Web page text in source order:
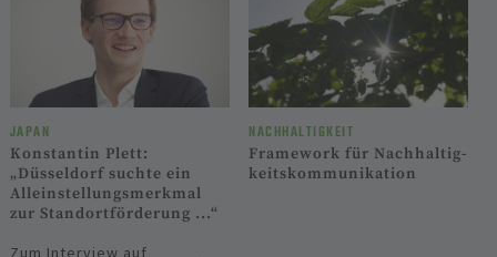
JAPAN
Konstantin Plett:
„Düsseldorf suchte ein
Allein­stel­lungs­merkmal
zur Standort­förderung ...“
NACHHALTIGKEIT
Framework für Nach­haltig­
keits­kom­muni­kation